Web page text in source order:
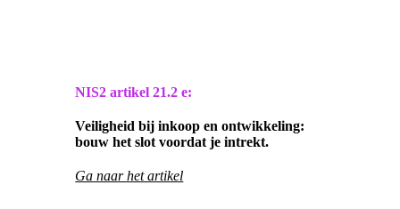
NIS2 artikel21.2 e:
Veiligheid bij inkoop en ontwikkeling:
bouw het slot voordat je intrekt.
Ga naar het artikel